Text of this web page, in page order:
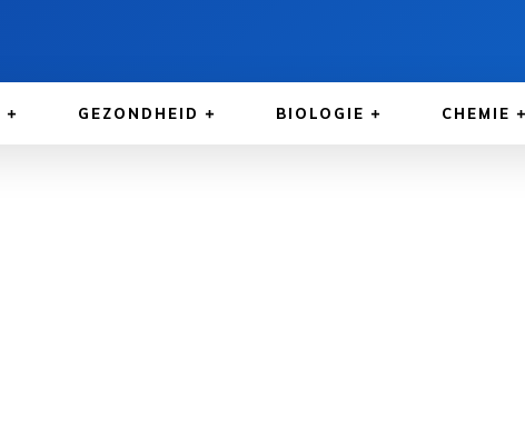
GEZONDHEID BIOLOGIE CHEMIE